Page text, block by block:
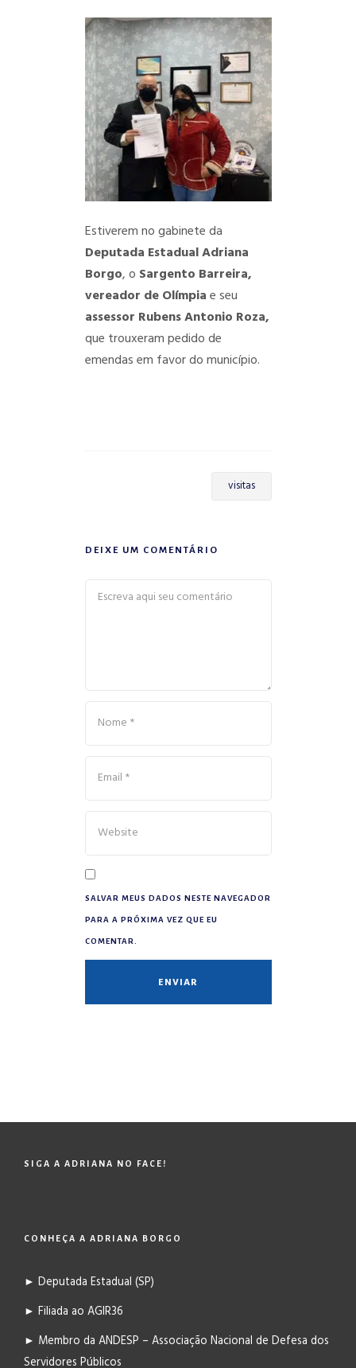
Estiverem no gabinete da
Deputada Estadual Adriana
Borgo, o Sargento Barreira,
vereador de Olímpiae seu
assessor Rubens Antonio Roza,
que trouxeram pedido de
emendas em favor do município.
visitas
DEIXE UM COMENTÁRIO
SALVAR MEUS DADOS NESTE NAVEGADOR
PARA A PRÓXIMA VEZ QUE EU
COMENTAR.
SIGA A ADRIANA NO FACE!
CONHEÇA A ADRIANA BORGO
► Deputada Estadual (SP)
► Filiada ao AGIR36
► Membro da ANDESP – Associação Nacional de Defesa dos
Servidores Públicos